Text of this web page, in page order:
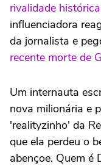
rivalidade
influenciadora
da jornalista e
recente morte de
Um internauta
nova milionária e
'realityzinho' da
que ela perdeu o
abençoe. Quem é